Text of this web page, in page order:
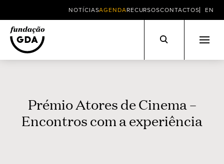
NOTÍCIASAGENDARECURSOSCONTACTOS EN
Prémio Atores de Cinema –
Encontros com a experiência